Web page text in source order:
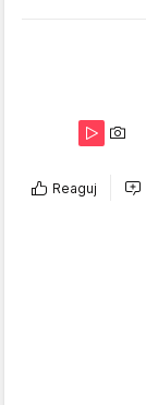
Reaguj